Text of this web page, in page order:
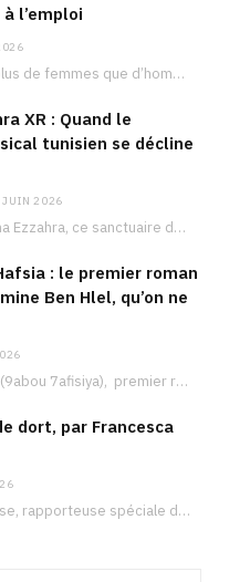
l’emploi
La Tunisie forme plus de femmes que d’hommes dans les filières scientifiques. Pourtant, pour beaucoup…
XR : Quand le
tunisien se décline
JUIN 2026
Le palais d’Ennejma Ezzahra, ce sanctuaire de la musique tunisienne et méditerranéenne construit par le…
: le premier roman
Ben Hlel, qu’on ne
Le cave de Hafisa (9abou 7afisiya), premier roman du journaliste tunisien Mohamed Amine Ben Hlel,…
dort, par Francesca
Francesca Albanese, rapporteuse spéciale de l’ONU sur les territoires palestiniens occupés, était à Tunis pour…